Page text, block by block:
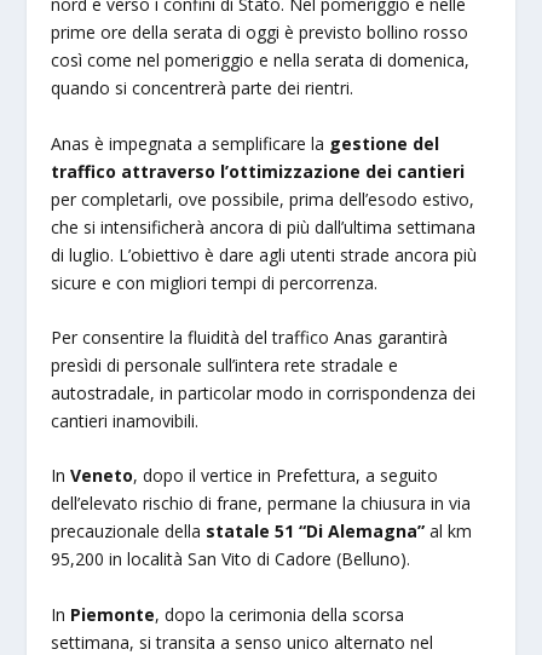
prime ore della serata di oggi è previsto bollino rosso
così come nel pomeriggio e nella serata di domenica,
quando si concentrerà parte dei rientri.
Anas è impegnata a semplificare la gestione del
traffico attraverso l’ottimizzazione dei cantieri
per completarli, ove possibile, prima dell’esodo estivo,
che si intensificherà ancora di più dall’ultima settimana
di luglio. L’obiettivo è dare agli utenti strade ancora più
sicure e con migliori tempi di percorrenza.
Per consentire la fluidità del traffico Anas garantirà
presìdi di personale sull’intera rete stradale e
autostradale, in particolar modo in corrispondenza dei
cantieri inamovibili.
InVeneto, dopo il vertice in Prefettura, a seguito
dell’elevato rischio di frane, permane la chiusura in via
precauzionale della statale 51 “Di Alemagna” al km
95,200 in località San Vito di Cadore (Belluno).
In Piemonte, dopo la cerimonia della scorsa
settimana, si transita a senso unico alternato nel